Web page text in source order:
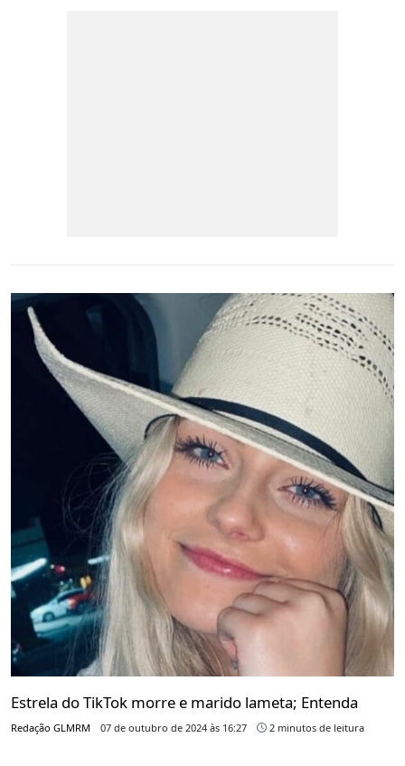
Estrela do TikTok morre e marido lameta; Entenda
Redação GLMRM 07 de outubro de 2024 às 16:27 2 minutos de leitura